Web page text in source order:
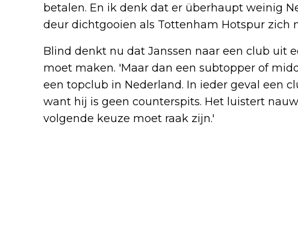
betalen. En ik denk dat er überhaupt weinig
deur dichtgooien als Tottenham Hotspur zich
Blind denkt nu dat Janssen naar een club uit
moet maken. 'Maar dan een subtopper of
een topclub in Nederland. In ieder geval een
want hij is geen counterspits. Het luistert
volgende keuze moet raak zijn.'